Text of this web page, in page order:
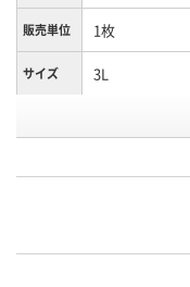
販売単位 1枚
サイズ 3L
ホワイト×グ
お申込番